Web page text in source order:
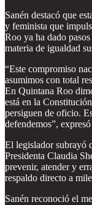
Sanén destacó que
y feminista que
Roo ya ha dado
materia de igualdad
“Este compromiso
asumimos con total
En Quintana Roo
está en la
persiguen de oficio.
defendemos”,
El legislador subrayó
Presidenta Claudia
prevenir, atender y
respaldo directo a
Sanén reconoció el